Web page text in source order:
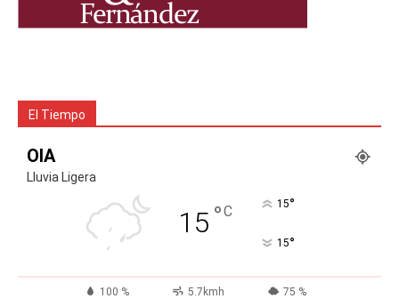
El Tiempo
OIA
Lluvia Ligera
15 °C 15°
15°
100 % 5.7kmh 75 %